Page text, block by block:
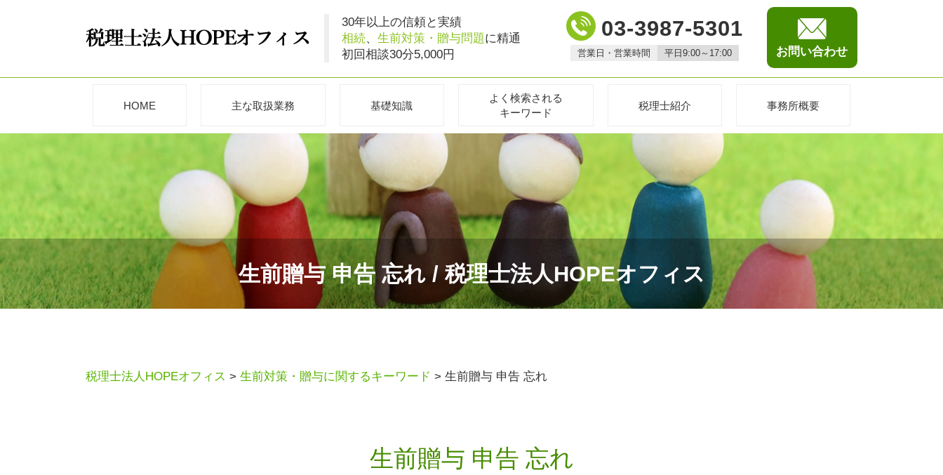
生前贈与 申告 忘れ / 税理士法人HOPEオフィス
30年以上の信頼と実績
相続、 生前対策・贈与問題に精通
初回相談30分5,000円
03-3987-5301
営業日・営業時間 平日9:00～17:00 お問い合わせ
HOME 主な取扱業務 基礎知識
よく検索される
キーワード
税理士紹介 事務所概要
税理士法人HOPEオフィス > 生前対策・贈与に関するキーワード > 生前贈与 申告 忘れ
生前贈与 申告 忘れ